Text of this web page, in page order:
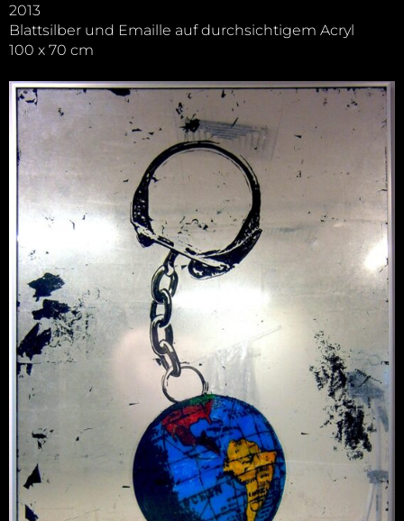
2013
Blattsilber und Emaille auf durchsichtigem Acryl
100 x 70 cm